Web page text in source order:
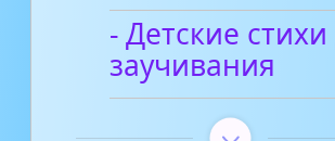
- Детские стихи
заучивания